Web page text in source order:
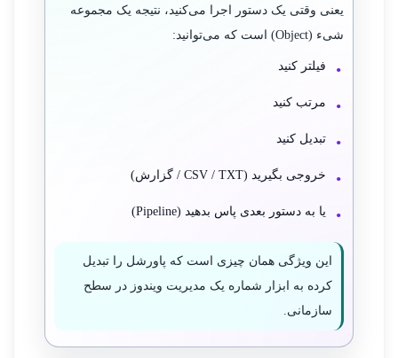
یعنی وقتی یک دستور اجرا می‌کنید، نتیجه یک مجموعه
شیء (Object) است که می‌توانید:
فیلتر کنید
مرتب کنید
تبدیل کنید
خروجی بگیرید (CSV / TXT / گزارش)
یا به دستور بعدی پاس بدهید (Pipeline)
این ویژگی همان چیزی است که پاورشل را تبدیل
کرده به ابزار شماره یک مدیریت ویندوز در سطح
سازمانی.